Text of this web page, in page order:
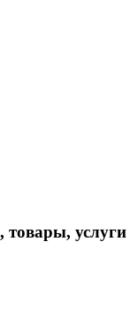
товары, услуги